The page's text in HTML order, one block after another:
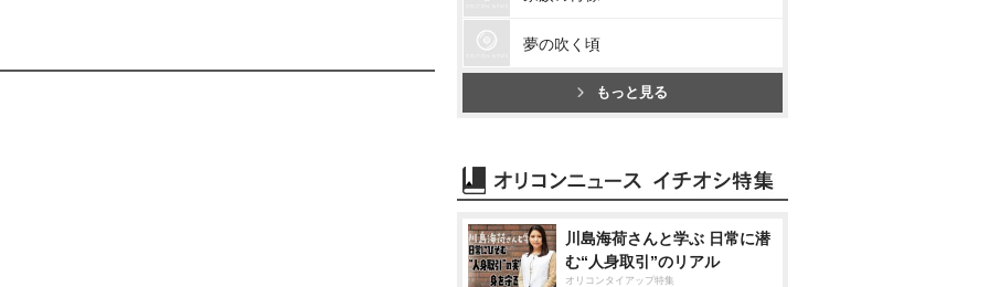
夢の吹く頃
もっと見る
川島海荷さんと学ぶ 日常に潜
む“人身取引”のリアル
オリコンタイアップ特集